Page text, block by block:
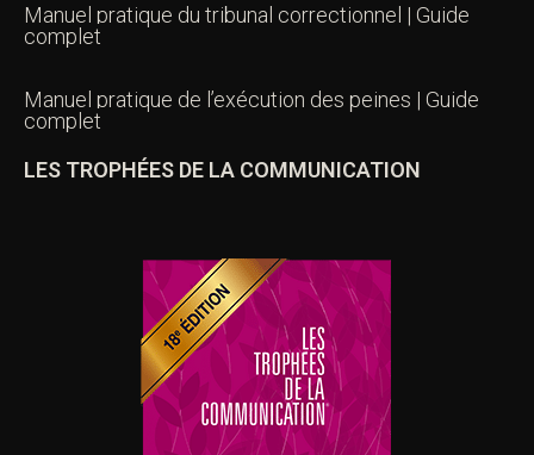
Manuel pratique du tribunal correctionnel | Guide
complet
Manuel pratique de l’exécution des peines | Guide
complet
LES TROPHÉES DE LA COMMUNICATION